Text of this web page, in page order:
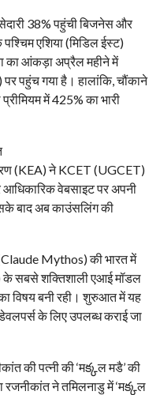
38% पहुंची बिजनेस और
एशिया (मिडिल ईस्ट)
का आंकड़ा अप्रैल महीने में
पहुंच गया है। हालांकि, चौंकाने
में 425% का भारी
(KEA) ने KCET (UGCET)
आधिकारिक वेबसाइट पर अपनी
बाद अब काउंसलिंग की
(Claude Mythos) की भारत में
सबसे शक्तिशाली एआई मॉडल
विषय बनी रही। शुरुआत में यह
के लिए उपलब्ध कराई जा
की पत्नी की ‘मక్కल मडै’ की
ने तमिलनाडु में ‘मక్కल